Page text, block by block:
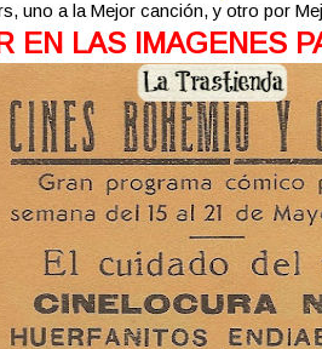
uno a la Mejor canción, y otro por
EN LAS IMAGENES